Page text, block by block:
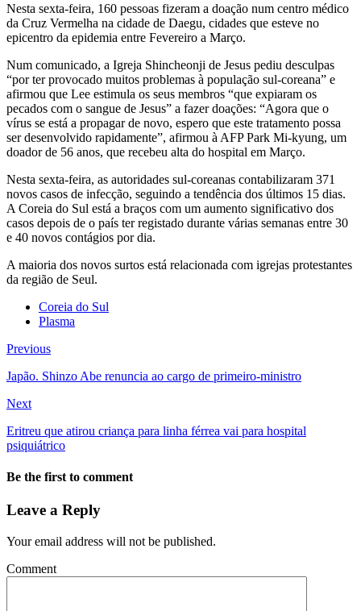
Nesta sexta-feira, 160 pessoas fizeram a doação num centro médico
da Cruz Vermelha na cidade de Daegu, cidades que esteve no
epicentro da epidemia entre Fevereiro a Março.
Num comunicado, a Igreja Shincheonji de Jesus pediu desculpas
“por ter provocado muitos problemas à população sul-coreana” e
afirmou que Lee estimula os seus membros “que expiaram os
pecados com o sangue de Jesus” a fazer doações: “Agora que o
vírus se está a propagar de novo, espero que este tratamento possa
ser desenvolvido rapidamente”, afirmou à AFP Park Mi-kyung, um
doador de 56 anos, que recebeu alta do hospital em Março.
Nesta sexta-feira, as autoridades sul-coreanas contabilizaram 371
novos casos de infecção, seguindo a tendência dos últimos 15 dias.
A Coreia do Sul está a braços com um aumento significativo dos
casos depois de o país ter registado durante várias semanas entre 30
e 40 novos contágios por dia.
A maioria dos novos surtos está relacionada com igrejas protestantes
da região de Seul.
Coreia do Sul
Plasma
Previous
Japão. Shinzo Abe renuncia ao cargo de primeiro-ministro
Next
Eritreu que atirou criança para linha férrea vai para hospital
psiquiátrico
Be the first to comment
Leave a Reply
Your email address will not be published.
Comment